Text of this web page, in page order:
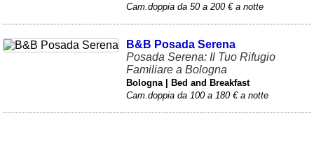
Cam.doppia da 50 a 200 € a notte
B&B Posada Serena
Posada Serena: Il Tuo Rifugio
Familiare a Bologna
Bologna | Bed and Breakfast
Cam.doppia da 100 a 180 € a notte